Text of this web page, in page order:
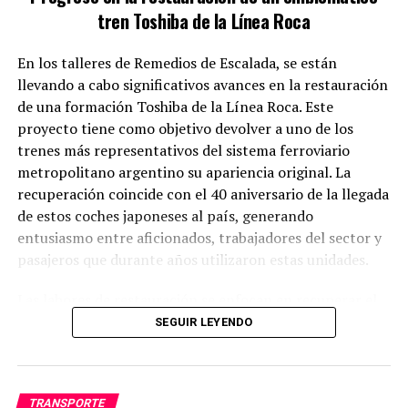
tren Toshiba de la Línea Roca
En los talleres de Remedios de Escalada, se están
llevando a cabo significativos avances en la restauración
de una formación Toshiba de la Línea Roca. Este
proyecto tiene como objetivo devolver a uno de los
trenes más representativos del sistema ferroviario
metropolitano argentino su apariencia original. La
recuperación coincide con el 40 aniversario de la llegada
de estos coches japoneses al país, generando
entusiasmo entre aficionados, trabajadores del sector y
pasajeros que durante años utilizaron estas unidades.
aspecto distintivo del tren, manteniendo los
tradicionales colores blanco, verde y rojo que lo
caracterizan. Además de la restauración visual, se están
SEGUIR LEYENDO
TRANSPORTE